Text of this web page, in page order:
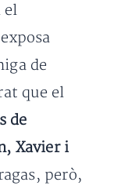
el
de
que el
de
Xavier i
però,